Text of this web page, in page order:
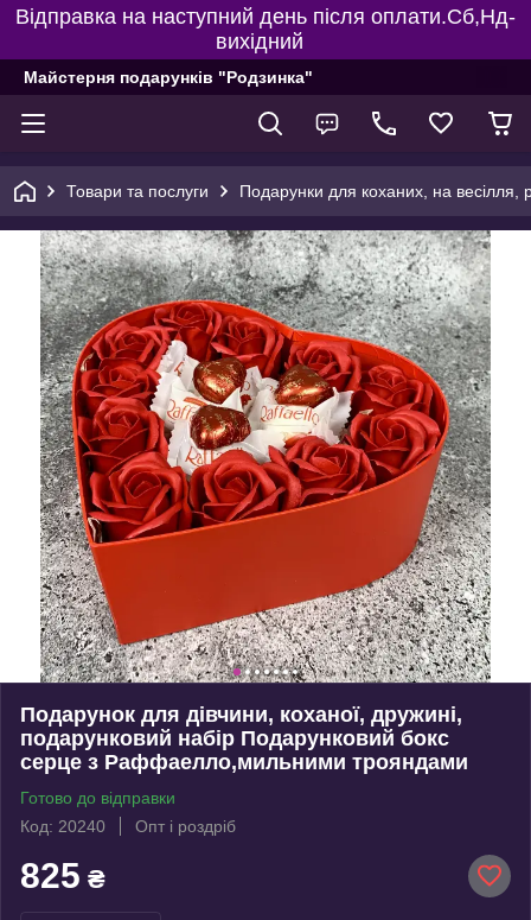
Відправка на наступний день після оплати.Сб,Нд-
вихідний
Майстерня подарунків "Родзинка"
Товари та послуги Подарунки для коханих, на
Подарунок для дівчини, коханої, дружині,
подарунковий набір Подарунковий бокс
серце з Раффаелло,мильними трояндами
Готово до відправки
Код: 20240
Опт і роздріб
825 ₴